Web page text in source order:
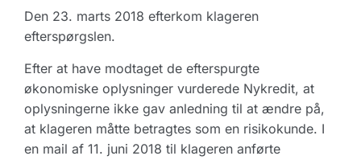
Den 23. marts 2018 efterkom klageren
efterspørgslen.
Efter at have modtaget de efterspurgte
økonomiske oplysninger vurderede Nykredit, at
oplysningerne ikke gav anledning til at ændre på,
at klageren måtte betragtes som en risikokunde. I
en mail af 11. juni 2018 til klageren anførte